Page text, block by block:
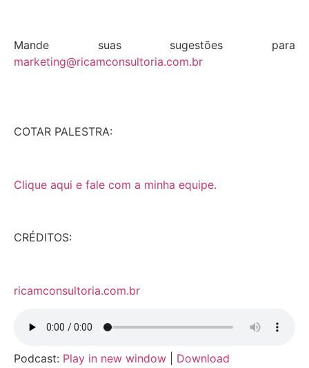
Mande suas sugestões para
marketing@ricamconsultoria.com.br
COTAR PALESTRA:
Clique aqui e fale com a minha equipe.
CRÉDITOS:
ricamconsultoria.com.br
Podcast: Play in new window Download